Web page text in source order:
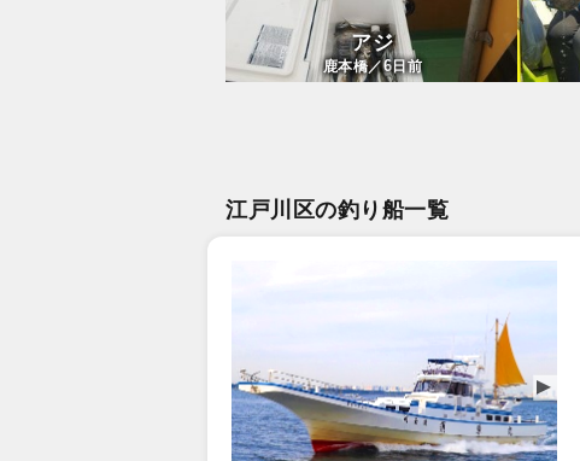
アジ
鹿本橋／6日前
江戸川区の釣り船一覧
▲